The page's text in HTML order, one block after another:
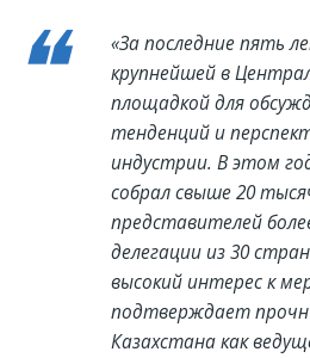
«За последние пять
крупнейшей в
площадкой для
тенденций и
индустрии. В этом
собрал свыше 20
представителей
делегации из 30
высокий интерес к
подтверждает
Казахстана как